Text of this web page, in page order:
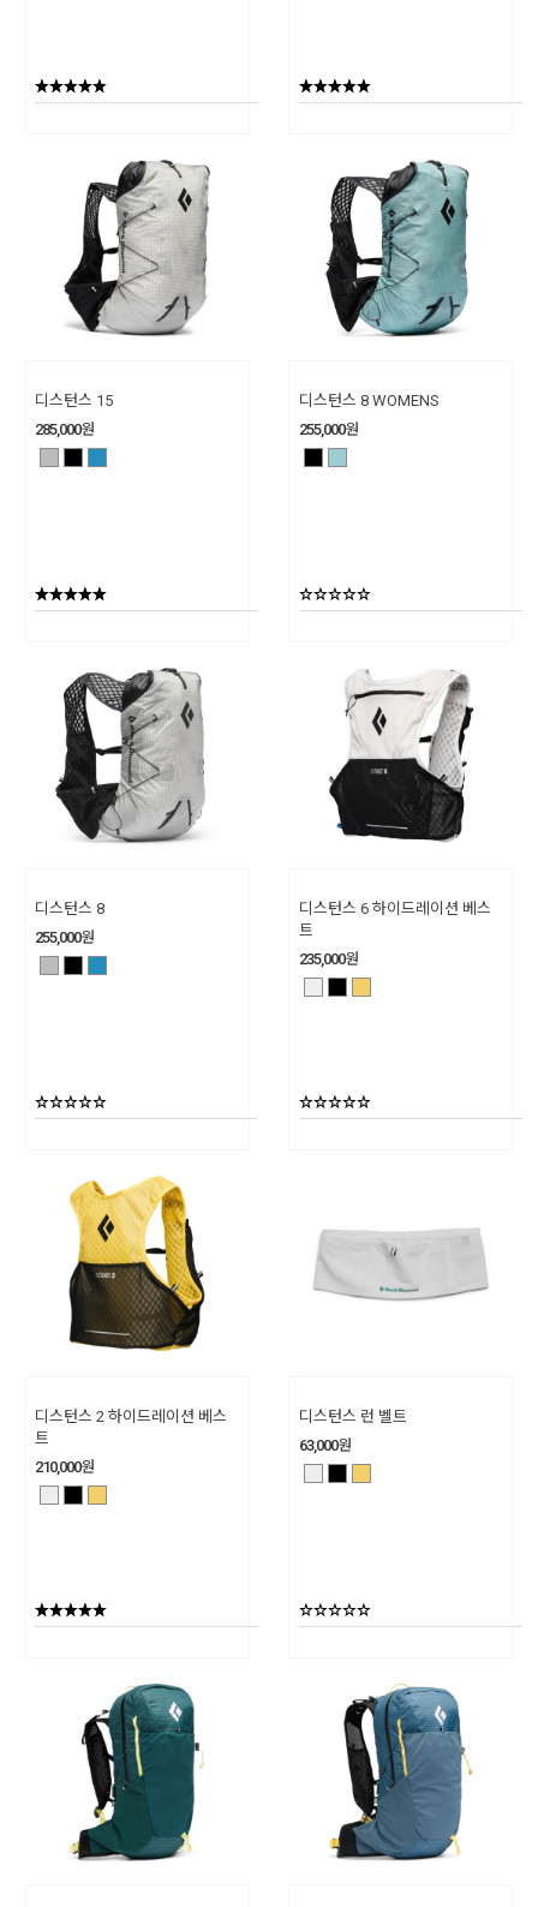
디스턴스 15
285,000원
디스턴스 8 WOMENS
255,000원
디스턴스 8
255,000원
디스턴스 6 하이드레이션 베스
트
235,000원
디스턴스 2 하이드레이션 베스
트
210,000원
디스턴스 런 벨트
63,000원